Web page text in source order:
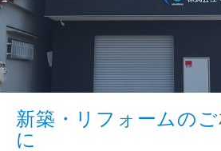
新築・リフォームの
に